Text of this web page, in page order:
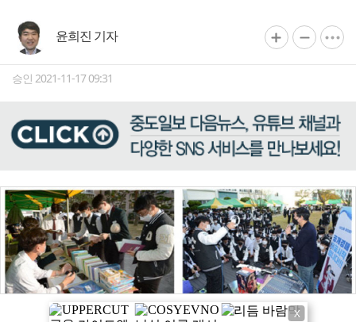
윤희진 기자
승인 2021-11-17 09:31
X